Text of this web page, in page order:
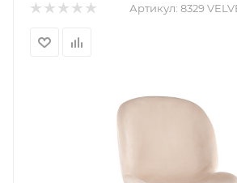
Артикул: 8329